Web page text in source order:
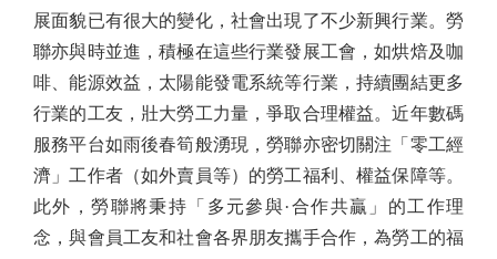
展面貌已有很大的變化，社會出現了不少新興行業。勞
聯亦與時並進，積極在這些行業發展工會，如烘焙及咖
啡、能源效益，太陽能發電系統等行業，持續團結更多
行業的工友，壯大勞工力量，爭取合理權益。近年數碼
服務平台如雨後春筍般湧現，勞聯亦密切關注「零工經
濟」工作者（如外賣員等）的勞工福利、權益保障等。
此外，勞聯將秉持「多元參與·合作共贏」的工作理
念，與會員工友和社會各界朋友攜手合作，為勞工的福